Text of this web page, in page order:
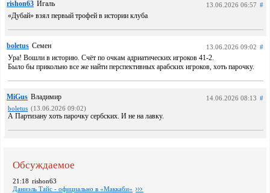
rishon63 Игаль 13.06.2026 06:57 #
«Дубай» взял первый трофей в истории клуба
boletus Семен 13.06.2026 09:02 #
Ура! Вошли в историю. Счёт по очкам адриатических игроков 41-2.
Было бы прикольно все же найти перспективных арабских игроков, хоть парочку.
MiGus Владимир 14.06.2026 08:13 #
boletus (13.06.2026 09:02)
А Партизану хоть парочку сербских. И не на лавку.
Обсуждаемое
21:18 rishon63
Даниэль Тайс - официально в «Маккаби»